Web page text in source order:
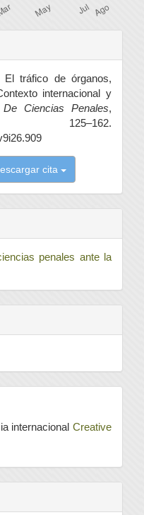
tráfico de órganos,
internacional y
Ciencias Penales,
cita
penales ante la
internacional Creative